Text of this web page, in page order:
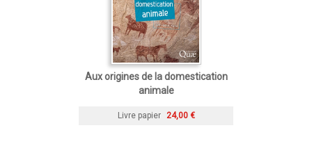
Aux origines de la domestication
animale
Livre papier 24,00 €